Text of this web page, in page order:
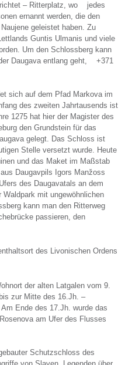
– Ritterplatz, wo
jedes
ernannt werden, die den
geleistet haben. Zu
Guntis Ulmanis und viele
Um den Schlossberg kann
Daugava entlang geht,
+371
sich auf dem Pfad Markova im
des zweiten Jahrtausends ist
1275 hat hier der Magister des
den Grundstein für das
gelegt. Das Schloss ist
Stelle versetzt wurde. Heute
und das Maket im Maßstab
Daugavpils Igors Manžoss
des Daugavatals an dem
mit ungewöhnlichen
kann man den Ritterweg
passieren, den
des Livonischen Ordens
der alten Latgalen vom 9.
zur Mitte des 16.Jh. –
Ende des 17.Jh. wurde das
am Ufer des Flusses
Schutzschloss des